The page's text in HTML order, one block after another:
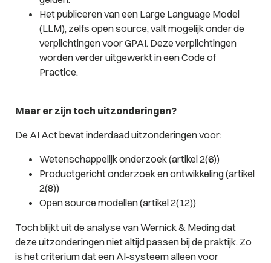
Het publiceren van een Large Language Model
(LLM), zelfs open source, valt mogelijk onder de
verplichtingen voor GPAI. Deze verplichtingen
worden verder uitgewerkt in een Code of
Practice.
Maar er zijn toch uitzonderingen?
De AI Act bevat inderdaad uitzonderingen voor:
Wetenschappelijk onderzoek (artikel 2(6))
Productgericht onderzoek en ontwikkeling (artikel
2(8))
Open source modellen (artikel 2(12))
Toch blijkt uit de analyse van Wernick & Meding dat
deze uitzonderingen niet altijd passen bij de praktijk. Zo
is het criterium dat een AI-systeem alleen voor